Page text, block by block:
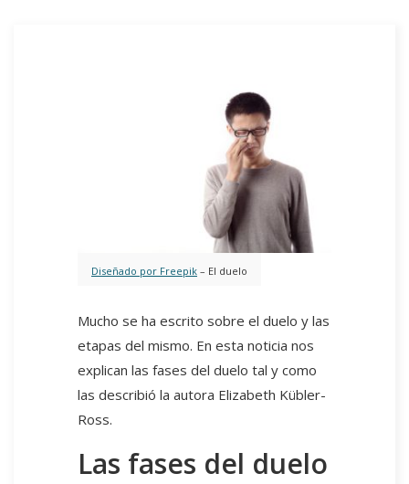
Diseñado por Freepik – El duelo
Mucho se ha escrito sobre el duelo y las
etapas del mismo. En esta noticia nos
explican las fases del duelo tal y como
las describió la autora Elizabeth Kübler-
Ross.
Las fases del duelo